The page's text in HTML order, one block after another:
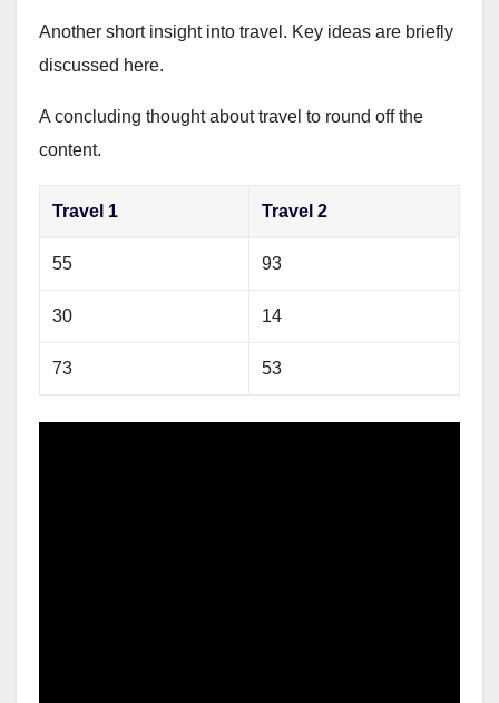
Another short insight into travel. Key ideas are briefly
discussed here.
A concluding thought about travel to round off the
content.
Travel 1 Travel 2
55 93
30 14
73 53